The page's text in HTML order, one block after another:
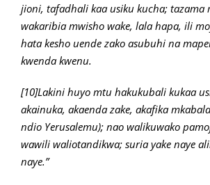
jioni, tafadhali kaa usiku kucha; tazama
wakaribia mwisho wake, lala hapa, ili
hata kesho uende zako asubuhi na
kwenda kwenu.
[10]Lakini huyo mtu hakukubali kukaa
akainuka, akaenda zake, akafika
ndio Yerusalemu); nao walikuwako
wawili waliotandikwa; suria yake naye
naye.”